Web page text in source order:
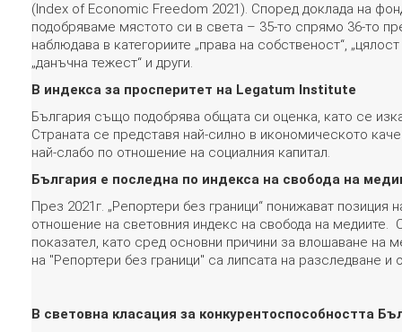
(Index of Economic Freedom 2021). Според доклада на
подобряваме мястото си в света – 35-то спрямо 36-то
наблюдава в категориите „права на собственост“,
„данъчна тежест“ и други.
В индекса за просперитет на Legatum Institute
България също подобрява общата си оценка, като се
Страната се представя най-силно в икономическото
най-слабо по отношение на социалния капитал.
България е последна по индекса на свобода на
През 2021г. „Репортери без граници“ понижават позиция
отношение на световния индекс на свобода на медиите.
показател, като сред основни причини за влошаване на
на "Репортери без граници" са липсата на разследване
В световна класация за конкурентоспособността